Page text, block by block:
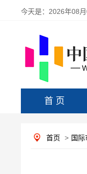
今天是： 2026年08
首 页
首页 > 国际